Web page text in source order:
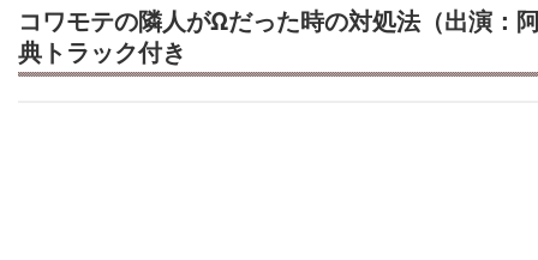
コワモテの隣人がΩだった時の対処法（出演：
典トラック付き